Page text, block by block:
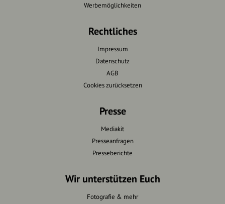
Werbemöglichkeiten
Rechtliches
Impressum
Datenschutz
AGB
Cookies zurücksetzen
Presse
Mediakit
Presseanfragen
Presseberichte
Wir unterstützen Euch
Fotografie & mehr